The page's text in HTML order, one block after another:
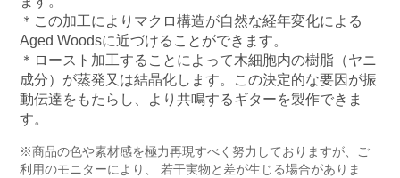
＊この加工によりマクロ構造が自然な経年変化による
Aged Woodsに近づけることができます。
＊ロースト加工することによって木細胞内の樹脂（ヤニ
成分）が蒸発又は結晶化します。この決定的な要因が振
動伝達をもたらし、より共鳴するギターを製作できま
す。
※商品の色や素材感を極力再現すべく努力しておりますが、ご
利用のモニターにより、 若干実物と差が生じる場合がありま